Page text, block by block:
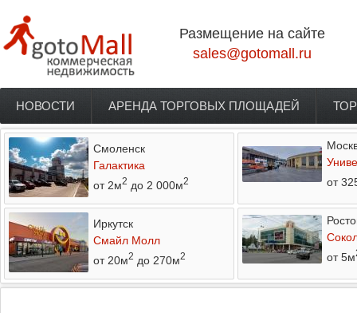
Размещение на сайте
sales@gotomall.ru
Главное меню
НОВОСТИ АРЕНДА ТОРГОВЫХ ПЛОЩАДЕЙ
Смоленск
Галактика
от 2м2 до 2 000м2
от
Иркутск
Смайл Молл
от 20м2 до 270м2
от 5м